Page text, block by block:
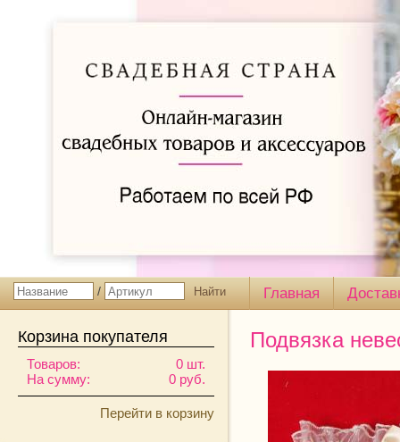
/ Главная
Корзина покупателя
Товаров:
На сумму:
0 шт.
0 руб.
Перейти в корзину
Подвязка